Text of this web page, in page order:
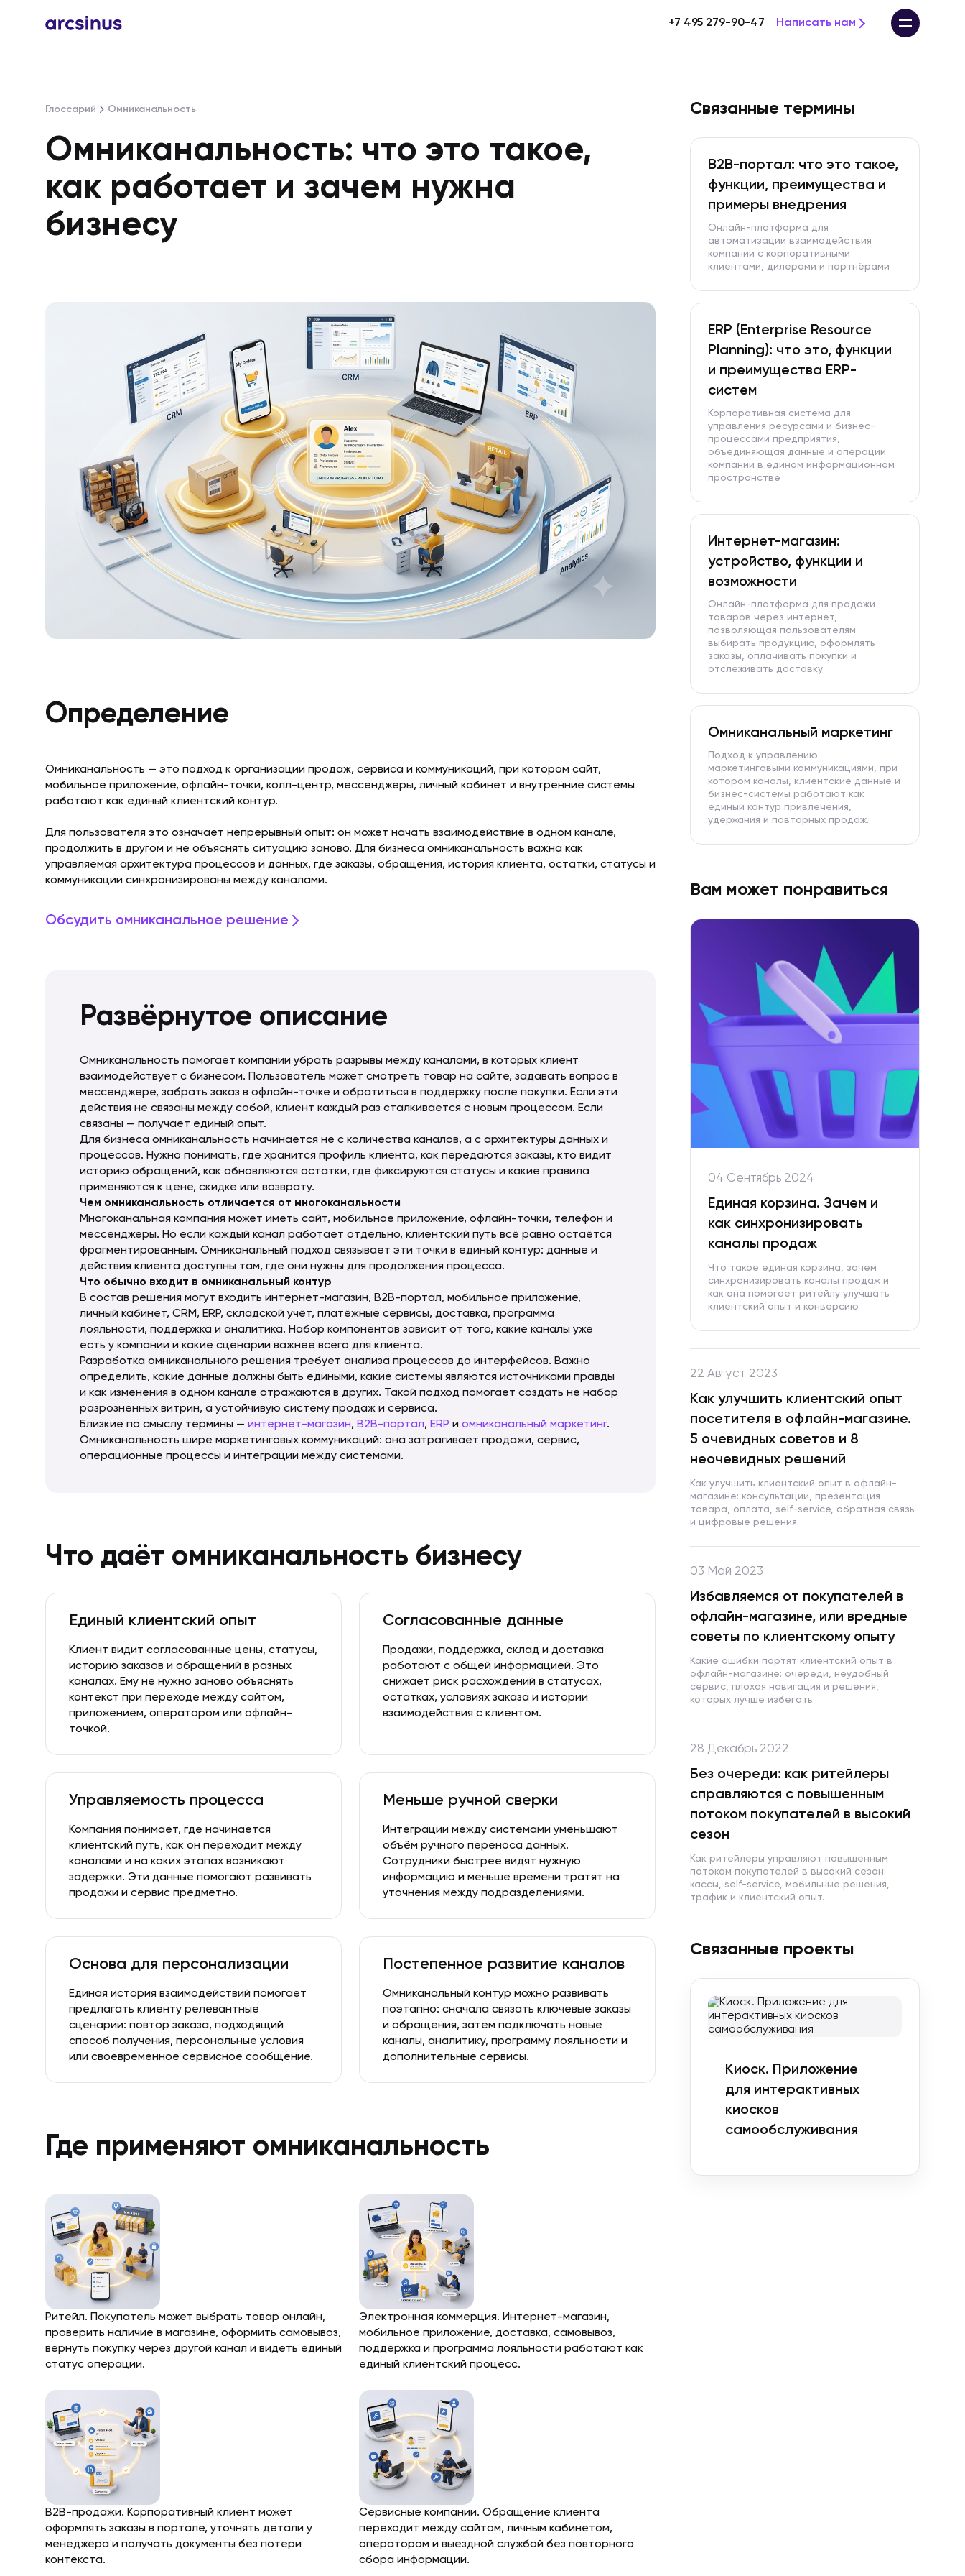
+7 495 279-90-47 Написать нам
Глоссарий Омниканальность
Омниканальность: что это такое,
как работает и зачем нужна
бизнесу
Определение
Омниканальность — это подход к организации продаж, сервиса и коммуникаций, при котором сайт,
мобильное приложение, офлайн-точки, колл-центр, мессенджеры, личный кабинет и внутренние системы
работают как единый клиентский контур.
Для пользователя это означает непрерывный опыт: он может начать взаимодействие в одном канале,
продолжить в другом и не объяснять ситуацию заново. Для бизнеса омниканальность важна как
управляемая архитектура процессов и данных, где заказы, обращения, история клиента, остатки, статусы и
коммуникации синхронизированы между каналами.
Обсудить омниканальное решение
Развёрнутое описание
Омниканальность помогает компании убрать разрывы между каналами, в которых клиент
взаимодействует с бизнесом. Пользователь может смотреть товар на сайте, задавать вопрос в
мессенджере, забрать заказ в офлайн-точке и обратиться в поддержку после покупки. Если эти
действия не связаны между собой, клиент каждый раз сталкивается с новым процессом. Если
связаны — получает единый опыт.
Для бизнеса омниканальность начинается не с количества каналов, а с архитектуры данных и
процессов. Нужно понимать, где хранится профиль клиента, как передаются заказы, кто видит
историю обращений, как обновляются остатки, где фиксируются статусы и какие правила
применяются к цене, скидке или возврату.
Чем омниканальность отличается от многоканальности
Многоканальная компания может иметь сайт, мобильное приложение, офлайн-точки, телефон и
мессенджеры. Но если каждый канал работает отдельно, клиентский путь всё равно остаётся
фрагментированным. Омниканальный подход связывает эти точки в единый контур: данные и
действия клиента доступны там, где они нужны для продолжения процесса.
Что обычно входит в омниканальный контур
В состав решения могут входить интернет-магазин, B2B-портал, мобильное приложение,
личный кабинет, CRM, ERP, складской учёт, платёжные сервисы, доставка, программа
лояльности, поддержка и аналитика. Набор компонентов зависит от того, какие каналы уже
есть у компании и какие сценарии важнее всего для клиента.
Разработка омниканального решения требует анализа процессов до интерфейсов. Важно
определить, какие данные должны быть едиными, какие системы являются источниками правды
и как изменения в одном канале отражаются в других. Такой подход помогает создать не набор
разрозненных витрин, а устойчивую систему продаж и сервиса.
Близкие по смыслу термины — интернет-магазин, B2B-портал, ERP и омниканальный маркетинг.
Омниканальность шире маркетинговых коммуникаций: она затрагивает продажи, сервис,
операционные процессы и интеграции между системами.
Что даёт омниканальность бизнесу
Единый клиентский опыт
Клиент видит согласованные цены, статусы,
историю заказов и обращений в разных
каналах. Ему не нужно заново объяснять
контекст при переходе между сайтом,
приложением, оператором или офлайн-
точкой.
Согласованные данные
Продажи, поддержка, склад и доставка
работают с общей информацией. Это
снижает риск расхождений в статусах,
остатках, условиях заказа и истории
взаимодействия с клиентом.
Управляемость процесса
Компания понимает, где начинается
клиентский путь, как он переходит между
каналами и на каких этапах возникают
задержки. Эти данные помогают развивать
продажи и сервис предметно.
Меньше ручной сверки
Интеграции между системами уменьшают
объём ручного переноса данных.
Сотрудники быстрее видят нужную
информацию и меньше времени тратят на
уточнения между подразделениями.
Основа для персонализации
Единая история взаимодействий помогает
предлагать клиенту релевантные
сценарии: повтор заказа, подходящий
способ получения, персональные условия
или своевременное сервисное сообщение.
Постепенное развитие каналов
Омниканальный контур можно развивать
поэтапно: сначала связать ключевые заказы
и обращения, затем подключать новые
каналы, аналитику, программу лояльности и
дополнительные сервисы.
Где применяют омниканальность
Ритейл. Покупатель может выбрать товар онлайн,
проверить наличие в магазине, оформить самовывоз,
вернуть покупку через другой канал и видеть единый
статус операции.
Электронная коммерция. Интернет-магазин,
мобильное приложение, доставка, самовывоз,
поддержка и программа лояльности работают как
единый клиентский процесс.
B2B-продажи. Корпоративный клиент может
оформлять заказы в портале, уточнять детали у
менеджера и получать документы без потери
контекста.
Сервисные компании. Обращение клиента
переходит между сайтом, личным кабинетом,
оператором и выездной службой без повторного
сбора информации.
Связанные термины
B2B-портал: что это такое,
функции, преимущества и
примеры внедрения
Онлайн-платформа для
автоматизации взаимодействия
компании с корпоративными
клиентами, дилерами и партнёрами
ERP (Enterprise Resource
Planning): что это, функции
и преимущества ERP-
систем
Корпоративная система для
управления ресурсами и бизнес-
процессами предприятия,
объединяющая данные и операции
компании в едином информационном
пространстве
Интернет-магазин:
устройство, функции и
возможности
Онлайн-платформа для продажи
товаров через интернет,
позволяющая пользователям
выбирать продукцию, оформлять
заказы, оплачивать покупки и
отслеживать доставку
Омниканальный маркетинг
Подход к управлению
маркетинговыми коммуникациями, при
котором каналы, клиентские данные и
бизнес-системы работают как
единый контур привлечения,
удержания и повторных продаж.
Вам может понравиться
04 Сентябрь 2024
Единая корзина. Зачем и
как синхронизировать
каналы продаж
Что такое единая корзина, зачем
синхронизировать каналы продаж и
как она помогает ритейлу улучшать
клиентский опыт и конверсию.
22 Август 2023
Как улучшить клиентский опыт
посетителя в офлайн-магазине.
5 очевидных советов и 8
неочевидных решений
Как улучшить клиентский опыт в офлайн-
магазине: консультации, презентация
товара, оплата, self-service, обратная связь
и цифровые решения.
03 Май 2023
Избавляемся от покупателей в
офлайн-магазине, или вредные
советы по клиентскому опыту
Какие ошибки портят клиентский опыт в
офлайн-магазине: очереди, неудобный
сервис, плохая навигация и решения,
которых лучше избегать.
28 Декабрь 2022
Без очереди: как ритейлеры
справляются с повышенным
потоком покупателей в высокий
сезон
Как ритейлеры управляют повышенным
потоком покупателей в высокий сезон:
кассы, self-service, мобильные решения,
трафик и клиентский опыт.
Связанные проекты
Киоск. Приложение
для интерактивных
киосков
самообслуживания